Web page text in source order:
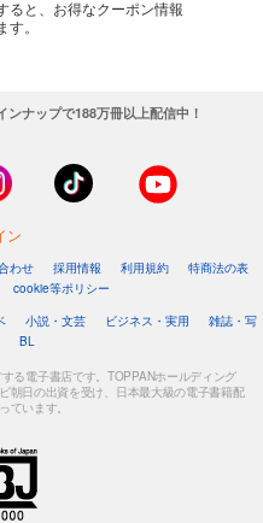
ると、お得なクーポン情報
。
ナップで188万冊以上配信中！
ン
わせ 採用情報 利用規約
特商法の表
cookie等ポリシー
小説・文芸 ビジネス・実用
雑誌・写
BL
る電子書店です。TOPPANホールディング
朝日の出資を受け、日本最大級の電子書籍配
ています。